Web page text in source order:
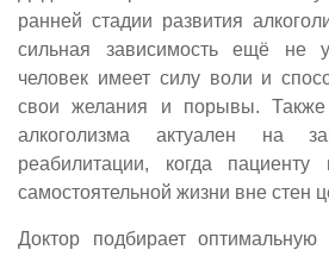
ранней стадии развития
сильная зависимость ещё не
человек имеет силу воли и
свои желания и порывы. Также
алкоголизма актуален на
реабилитации, когда
самостоятельной жизни вне стен
Доктор подбирает оптимальную